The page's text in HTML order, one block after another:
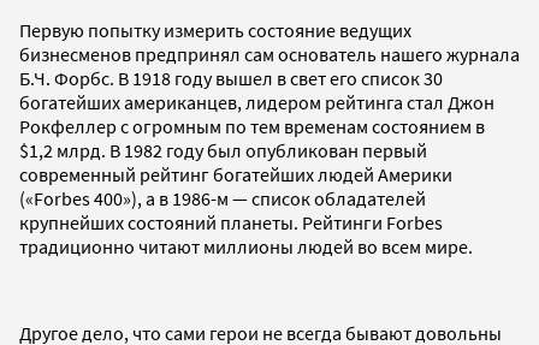
Первую попытку измерить состояние ведущих
бизнесменов предпринял сам основатель нашего журнала
Б.Ч. Форбс. В 1918 году вышел в свет его список 30
богатейших американцев, лидером рейтинга стал Джон
Рокфеллер с огромным по тем временам состоянием в
$1,2 млрд. В 1982 году был опубликован первый
современный рейтинг богатейших людей Америки
(«Forbes 400»), а в 1986-м — список обладателей
крупнейших состояний планеты. Рейтинги Forbes
традиционно читают миллионы людей во всем мире.
Другое дело, что сами герои не всегда бывают довольны